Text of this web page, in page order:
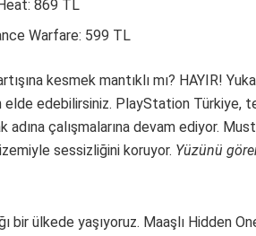
869 TL
Warfare: 599 TL
kesmek mantıklı mı? HAYIR!
edebilirsiniz. PlayStation Türkiye,
adına çalışmalarına devam ediyor.
sessizliğini koruyor. Yüzünü
bir ülkede yaşıyoruz. Maaşlı Hidden